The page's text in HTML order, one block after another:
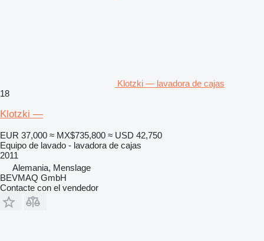
Klotzki — lavadora de cajas
18
Klotzki —
EUR 37,000 ≈ MX$735,800 ≈ USD 42,750
Equipo de lavado - lavadora de cajas
2011
Alemania, Menslage
BEVMAQ GmbH
Contacte con el vendedor